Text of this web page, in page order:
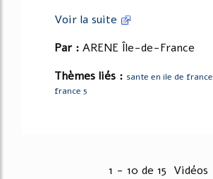
Voir la suite
Par : ARENE Île-de-France
Thèmes liés : sante en ile de france
france 5
1 - 10 de 15 Vidéos